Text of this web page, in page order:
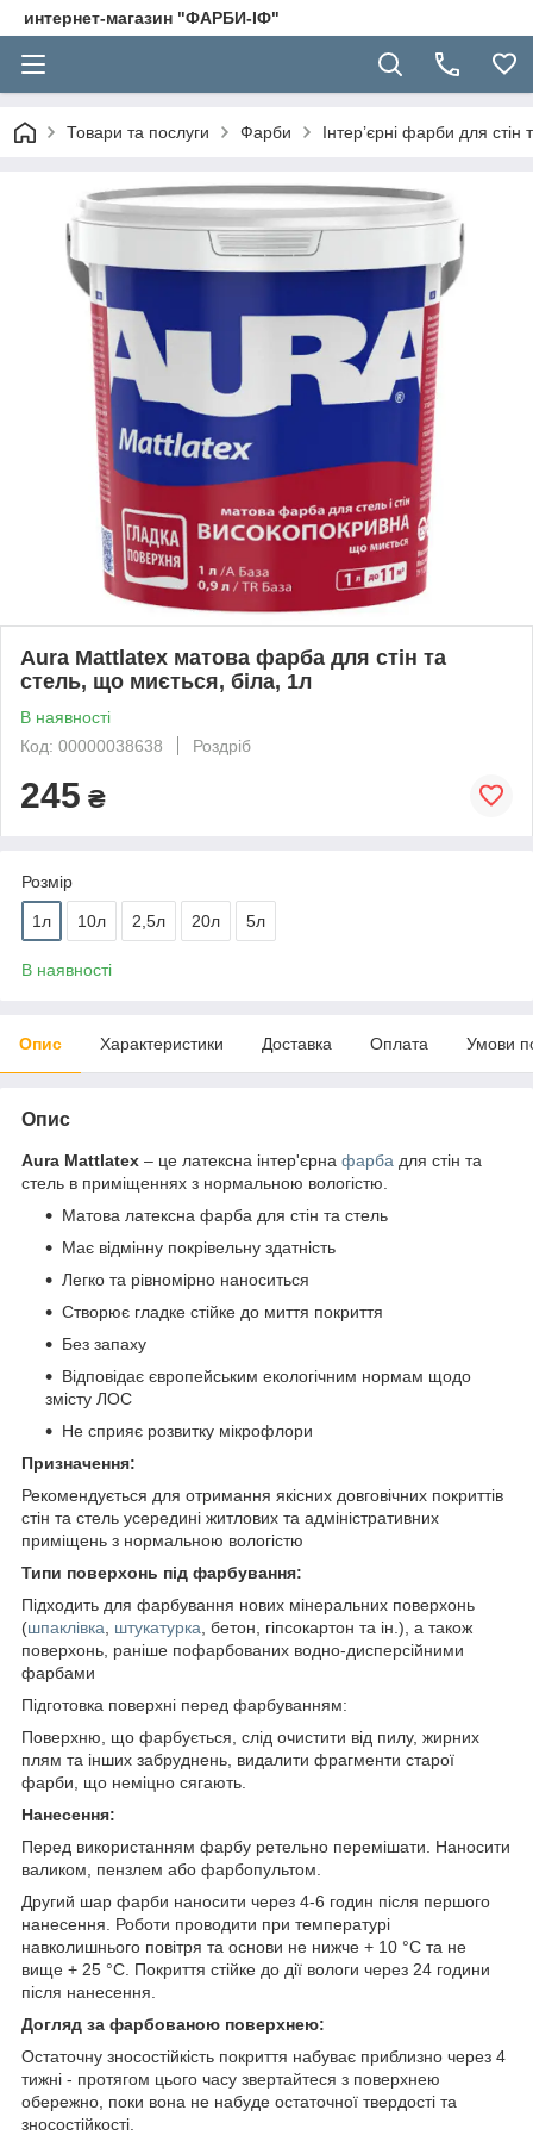
интернет-магазин "ФАРБИ-ІФ"
Товари та послуги Фарби Інтер’єрні фарби для стін
Aura Mattlatex матова фарба для стін та
стель, що миється, біла, 1л
В наявності
Код: 00000038638
Роздріб
245 ₴
Розмір
1л 10л 2,5л 20л 5л
В наявності
Опис Характеристики Доставка Оплата Умови
Опис
Aura Mattlatex – це латексна інтер'єрна фарба для стін та
стель в приміщеннях з нормальною вологістю.
Матова латексна фарба для стін та стель
Має відмінну покрівельну здатність
Легко та рівномірно наноситься
Створює гладке стійке до миття покриття
Без запаху
Відповідає європейським екологічним нормам щодо
змісту ЛОС
Не сприяє розвитку мікрофлори
Призначення:
Рекомендується для отримання якісних довговічних покриттів
стін та стель усередині житлових та адміністративних
приміщень з нормальною вологістю
Типи поверхонь під фарбування:
Підходить для фарбування нових мінеральних поверхонь
(шпаклівка штукатурка , бетон, гіпсокартон та ін.), а також
поверхонь, раніше пофарбованих водно-дисперсійними
фарбами
Підготовка поверхні перед фарбуванням:
Поверхню, що фарбується, слід очистити від пилу, жирних
плям та інших забруднень, видалити фрагменти старої
фарби, що неміцно сягають.
Нанесення:
Перед використанням фарбу ретельно перемішати. Наносити
валиком, пензлем або фарбопультом.
Другий шар фарби наносити через 4-6 годин після першого
нанесення. Роботи проводити при температурі
навколишнього повітря та основи не нижче + 10 °C та не
вище + 25 °C. Покриття стійке до дії вологи через 24 години
після нанесення.
Догляд за фарбованою поверхнею:
Остаточну зносостійкість покриття набуває приблизно через 4
тижні - протягом цього часу звертайтеся з поверхнею
обережно, поки вона не набуде остаточної твердості та
зносостійкості.